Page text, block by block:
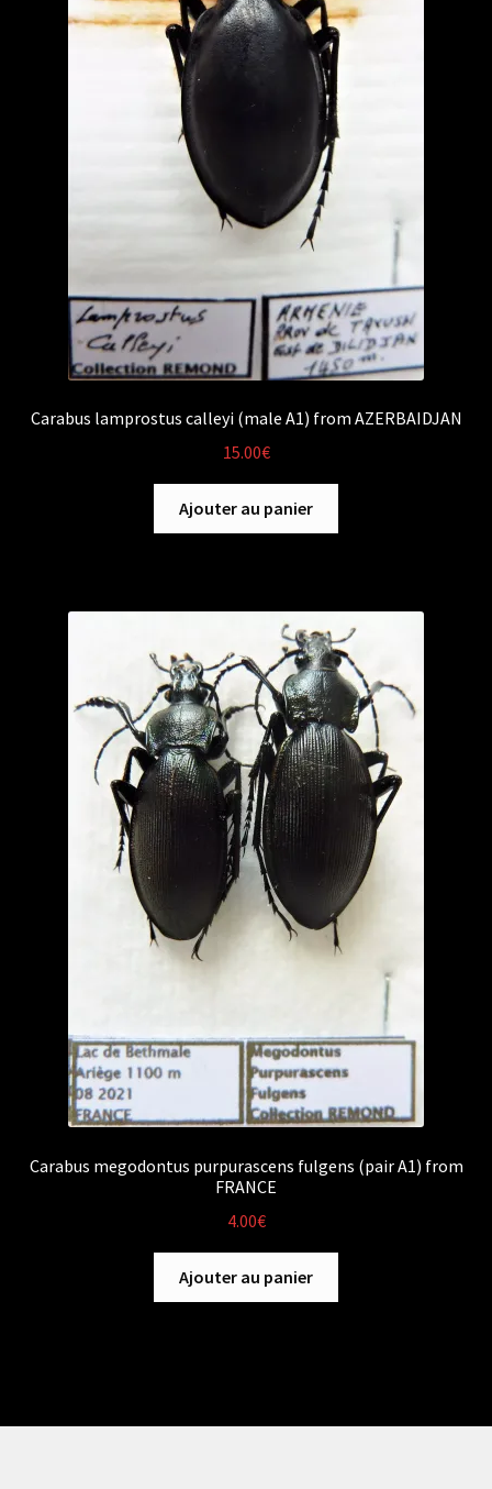
Carabus lamprostus calleyi (male A1) from AZERBAIDJAN
15.00€
Ajouter au panier
Carabus megodontus purpurascens fulgens (pair A1) from
FRANCE
4.00€
Ajouter au panier